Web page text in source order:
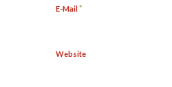
E-Mail*
Website